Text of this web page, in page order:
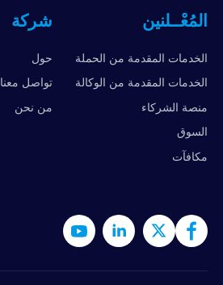
المُعْــلنين
الخدمات المقدمة من الحملة
الخدمات المقدمة من الوكالة
منصة الشركاء
السوق
مكافآت
شركة
حول
تواصل معنا
من نحن